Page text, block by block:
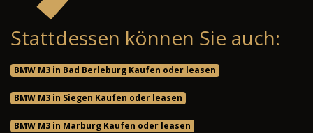
Stattdessen können Sie auch:
BMW M3 in Bad Berleburg Kaufen oder leasen
BMW M3 in Siegen Kaufen oder leasen
BMW M3 in Marburg Kaufen oder leasen